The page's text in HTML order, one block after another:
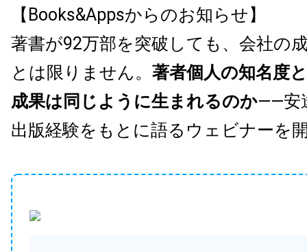
【Books&Appsからのお知らせ】
著書が92万部を突破しても、会社の
とは限りません。 著者個人の知名度
成果は同じように生まれるのか——安
出版経験をもとに語るウェビナーを